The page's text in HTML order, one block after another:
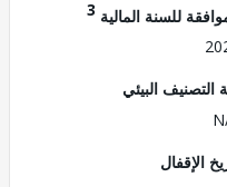
المالية3
البيئي